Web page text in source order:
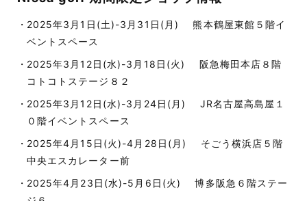
2025年3月1日(土)-3月31日(月) 熊本鶴屋東館５階イ
ベントスペース
2025年3月12日(水)-3月18日(火) 阪急梅田本店８階
コトコトステージ８２
2025年3月12日(水)-3月24日(月) JR名古屋高島屋１
０階イベントスペース
2025年4月15日(火)-4月28日(月) そごう横浜店５階
中央エスカレーター前
2025年4月23日(水)-5月6日(火) 博多阪急６階ステー